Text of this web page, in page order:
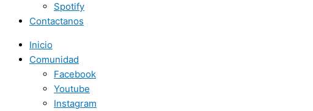
Spotify
Contactanos
Inicio
Comunidad
Facebook
Youtube
Instagram